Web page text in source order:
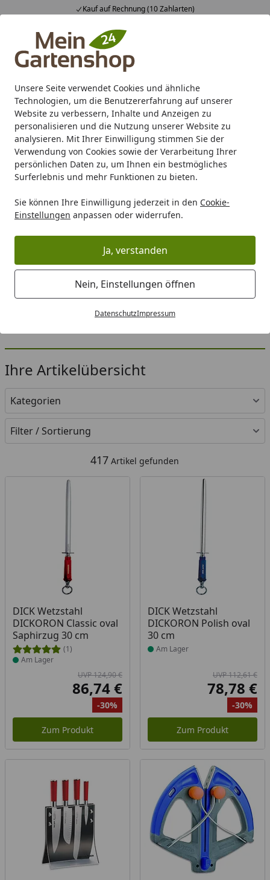
Unsere Seite verwendet Cookies und ähnliche
Technologien, um die Benutzererfahrung auf unserer
Website zu verbessern, Inhalte und Anzeigen zu
personalisieren und die Nutzung unserer Website zu
analysieren. Mit Ihrer Einwilligung stimmen Sie der
Verwendung von Cookies sowie der Verarbeitung Ihrer
persönlichen Daten zu, um Ihnen ein bestmögliches
Surferlebnis und mehr Funktionen zu bieten.
Sie können Ihre Einwilligung jederzeit in den Cookie-
Einstellungen anpassen oder widerrufen.
Ja, verstanden
Nein, Einstellungen öffnen
DatenschutzImpressum
Fachberatung & individuelle Angebote
Alle Produkte
Mein Konto
Suchen
Karibu Pools inkl. gratis Sandfilteranlage & Pool-
Starterset (Gesamtwert bis 468,99€)
Startseite
Grill Grill Marken DICK
Dick
Wählen Sie Ihre Wunschkategorie
Ihre Artikelübersicht
Kategorien
Filter / Sortierung
417 Artikel gefunden
DICK Wetzstahl
DICKORON Classic oval
Saphirzug 30 cm
(1)
Produkt am Lager
Am Lager
Ursprünglicher Preis
UVP 124,90 €
Aktueller Preis
86,74 €
Rabatt
-30%
Zum Produkt
DICK Wetzstahl
DICKORON Polish oval
30 cm
Produkt am Lager
Am Lager
UVP 112,61 €
78,78 €
-30%
Zum Produkt